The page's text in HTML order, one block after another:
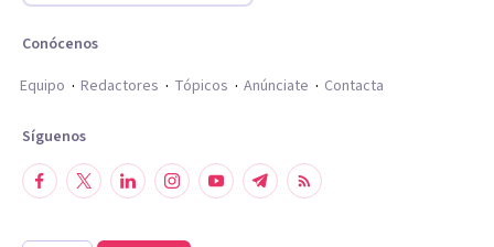
Conócenos
Equipo
Redactores Tópicos Anúnciate Contacta
Síguenos